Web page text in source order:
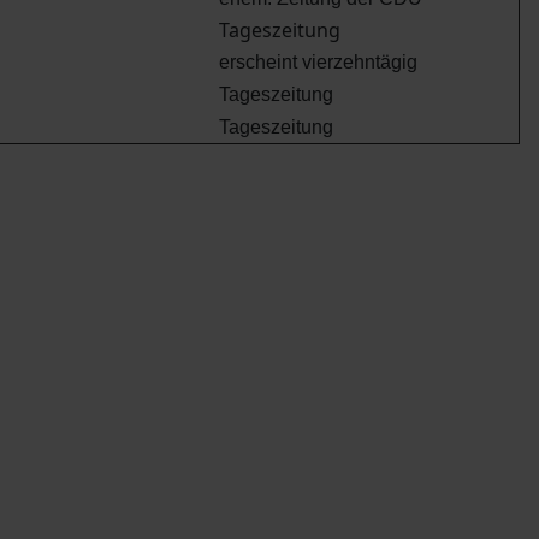
Tageszeitung
erscheint vierzehntägig
Tageszeitung
Tageszeitung